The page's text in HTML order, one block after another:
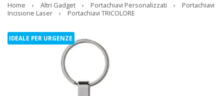
Home › Altri Gadget › Portachiavi Personalizzati ›
Portachiavi
Incisione Laser
› Portachiavi TRICOLORE
IDEALE PER URGENZE